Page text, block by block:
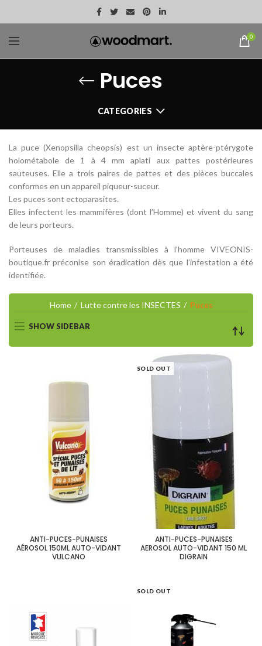
0
Puces
CATEGORIES
La puce (Xenopsilla cheopsis) est un insecte aptère-ptérygote
holométabole de 1 à 4 mm aplati aux pattes postérieures
sauteuses. Elle a trois paires de pattes et des pièces buccales
conformes en un appareil piqueur-suceur.
Les puces sont ectoparasites.
Elles infectent les mammifères (dont l’Homme) et vivent du sang
de leurs porteurs.
Porteuses de maladies transmissibles à l’homme VIVEONIS-
boutique.fr préconise son éradication dès que l’infestation a été
identifiée.
Home Lutte contre les INSECTES Puces
SHOW SIDEBAR
ANTI-PUCES-PUNAISES
AÉROSOL 150ML AUTO-VIDANT
VULCANO
SOLD OUT
ANTI-PUCES-PUNAISES
AEROSOL AUTO-VIDANT 150 ML
DIGRAIN
SOLD OUT